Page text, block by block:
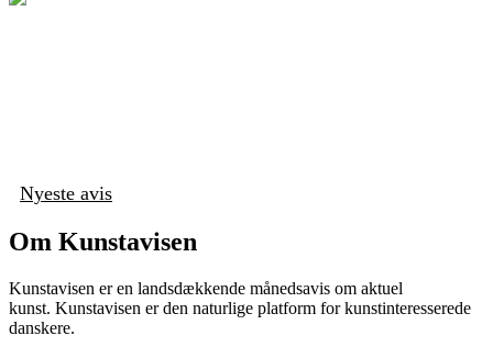
Nyeste avis
Om Kunstavisen
Kunstavisen er en landsdækkende månedsavis om aktuel
kunst. Kunstavisen er den naturlige platform for kunstinteresserede
danskere.